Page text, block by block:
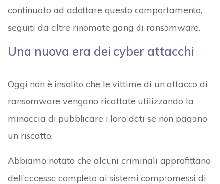
continuato ad adottare questo comportamento,
seguiti da altre rinomate gang di ransomware.
Una nuova era dei cyber attacchi
Oggi non è insolito che le vittime di un attacco di
ransomware vengano ricattate utilizzando la
minaccia di pubblicare i loro dati se non pagano
un riscatto.
Abbiamo notato che alcuni criminali approfittano
dell’accesso completo ai sistemi compromessi di